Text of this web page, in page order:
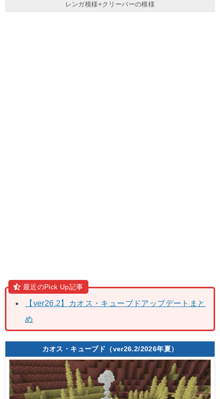
レンガ模様+クリーパーの模様
最近のPick Up記事
【ver26.2】カオス・キューブドアップデートまと
め
カオス・キューブド（ver26.2/2026年夏）